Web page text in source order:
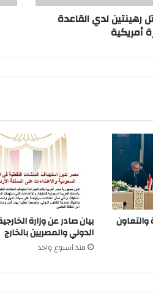
رهينتين لدي القاعدة
أمريكية
والتعاون بيان صادر عن وزارة
الدولي والمصريين بالخارج
منذ أسبوع واحد